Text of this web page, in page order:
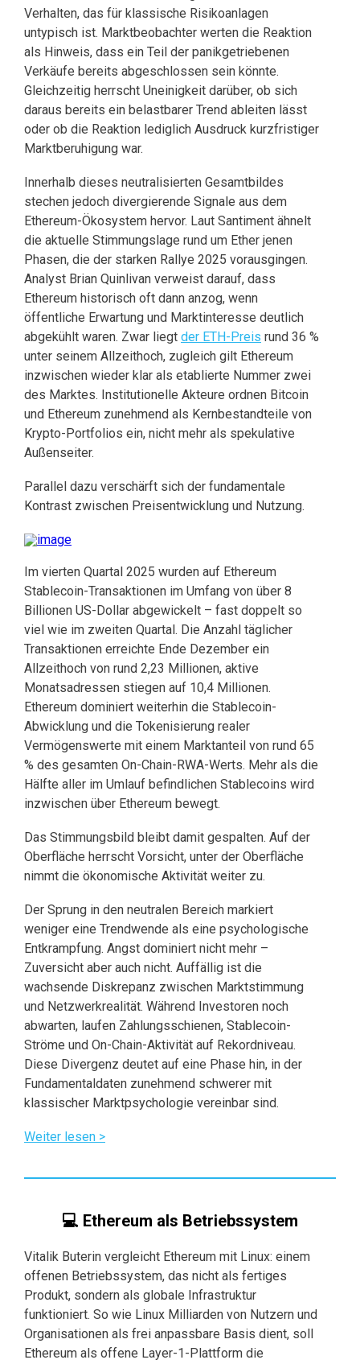
Verhalten, das für klassische Risikoanlagen
untypisch ist. Marktbeobachter werten die Reaktion
als Hinweis, dass ein Teil der panikgetriebenen
Verkäufe bereits abgeschlossen sein könnte.
Gleichzeitig herrscht Uneinigkeit darüber, ob sich
daraus bereits ein belastbarer Trend ableiten lässt
oder ob die Reaktion lediglich Ausdruck kurzfristiger
Marktberuhigung war.
Innerhalb dieses neutralisierten Gesamtbildes
stechen jedoch divergierende Signale aus dem
Ethereum-Ökosystem hervor. Laut Santiment ähnelt
die aktuelle Stimmungslage rund um Ether jenen
Phasen, die der starken Rallye 2025 vorausgingen.
Analyst Brian Quinlivan verweist darauf, dass
Ethereum historisch oft dann anzog, wenn
öffentliche Erwartung und Marktinteresse deutlich
abgekühlt waren. Zwar liegt der ETH-Preis rund 36 %
unter seinem Allzeithoch, zugleich gilt Ethereum
inzwischen wieder klar als etablierte Nummer zwei
des Marktes. Institutionelle Akteure ordnen Bitcoin
und Ethereum zunehmend als Kernbestandteile von
Krypto-Portfolios ein, nicht mehr als spekulative
Außenseiter.
Parallel dazu verschärft sich der fundamentale
Kontrast zwischen Preisentwicklung und Nutzung.
Im vierten Quartal 2025 wurden auf Ethereum
Stablecoin-Transaktionen im Umfang von über 8
Billionen US-Dollar abgewickelt – fast doppelt so
viel wie im zweiten Quartal. Die Anzahl täglicher
Transaktionen erreichte Ende Dezember ein
Allzeithoch von rund 2,23 Millionen, aktive
Monatsadressen stiegen auf 10,4 Millionen.
Ethereum dominiert weiterhin die Stablecoin-
Abwicklung und die Tokenisierung realer
Vermögenswerte mit einem Marktanteil von rund 65
% des gesamten On-Chain-RWA-Werts. Mehr als die
Hälfte aller im Umlauf befindlichen Stablecoins wird
inzwischen über Ethereum bewegt.
Das Stimmungsbild bleibt damit gespalten. Auf der
Oberfläche herrscht Vorsicht, unter der Oberfläche
nimmt die ökonomische Aktivität weiter zu.
Der Sprung in den neutralen Bereich markiert
weniger eine Trendwende als eine psychologische
Entkrampfung. Angst dominiert nicht mehr –
Zuversicht aber auch nicht. Auffällig ist die
wachsende Diskrepanz zwischen Marktstimmung
und Netzwerkrealität. Während Investoren noch
abwarten, laufen Zahlungsschienen, Stablecoin-
Ströme und On-Chain-Aktivität auf Rekordniveau.
Diese Divergenz deutet auf eine Phase hin, in der
Fundamentaldaten zunehmend schwerer mit
klassischer Marktpsychologie vereinbar sind.
Weiter lesen >
💻 Ethereum als Betriebssystem
Vitalik Buterin vergleicht Ethereum mit Linux: einem
offenen Betriebssystem, das nicht als fertiges
Produkt, sondern als globale Infrastruktur
funktioniert. So wie Linux Milliarden von Nutzern und
Organisationen als frei anpassbare Basis dient, soll
Ethereum als offene Layer-1-Plattform die